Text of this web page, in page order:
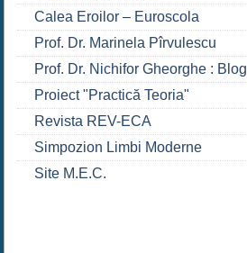
Calea Eroilor – Euroscola
Prof. Dr. Marinela Pîrvulescu
Prof. Dr. Nichifor Gheorghe : Blog
Proiect "Practică Teoria"
Revista REV-ECA
Simpozion Limbi Moderne
Site M.E.C.